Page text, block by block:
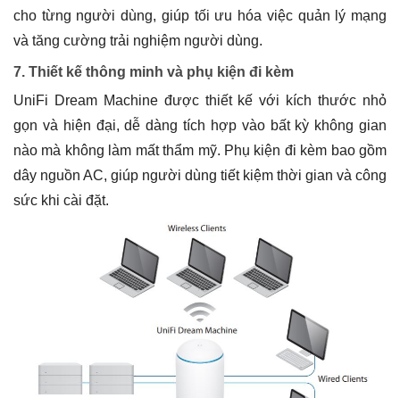
cho từng người dùng, giúp tối ưu hóa việc quản lý mạng
và tăng cường trải nghiệm người dùng.
7. Thiết kế thông minh và phụ kiện đi kèm
UniFi Dream Machine được thiết kế với kích thước nhỏ
gọn và hiện đại, dễ dàng tích hợp vào bất kỳ không gian
nào mà không làm mất thẩm mỹ. Phụ kiện đi kèm bao gồm
dây nguồn AC, giúp người dùng tiết kiệm thời gian và công
sức khi cài đặt.